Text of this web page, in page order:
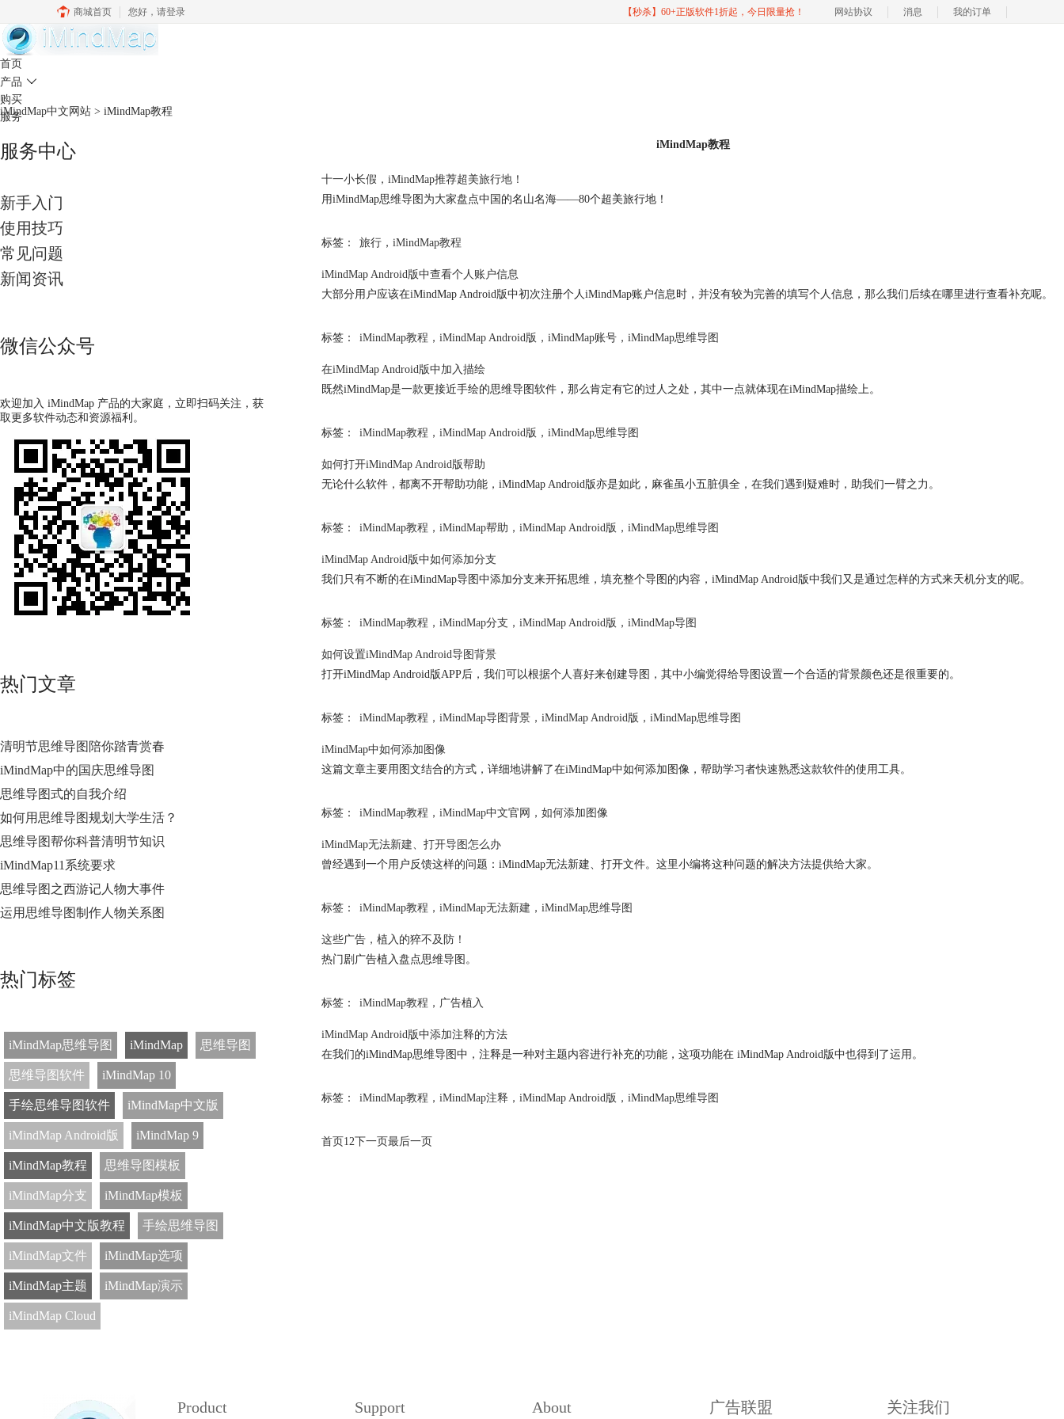
商城首页 您好， 请登录 【秒杀】60+正版软件1折起，今日限量抢！ 网站协议 消息 我的订单
首页
产品 
购买
服务
iMindMap中文网站 > iMindMap教程
服务中心
新手入门
使用技巧
常见问题
新闻资讯
微信公众号
欢迎加入 iMindMap 产品的大家庭，立即扫码关注，获
取更多软件动态和资源福利。
热门文章
清明节思维导图陪你踏青赏春
iMindMap中的国庆思维导图
思维导图式的自我介绍
如何用思维导图规划大学生活？
思维导图帮你科普清明节知识
iMindMap11系统要求
思维导图之西游记人物大事件
运用思维导图制作人物关系图
热门标签
iMindMap思维导图 iMindMap 思维导图
思维导图软件 iMindMap 10
手绘思维导图软件 iMindMap中文版
iMindMap Android版 iMindMap 9
iMindMap教程 思维导图模板
iMindMap分支 iMindMap模板
iMindMap中文版教程 手绘思维导图
iMindMap文件 iMindMap选项
iMindMap主题 iMindMap演示
iMindMap Cloud
iMindMap教程
十一小长假，iMindMap推荐超美旅行地！
用iMindMap思维导图为大家盘点中国的名山名海——80个超美旅行地！
标签： 旅行 ， iMindMap教程
iMindMap Android版中查看个人账户信息
大部分用户应该在iMindMap Android版中初次注册个人iMindMap账户信息时，并没有较为完善的填写个人信息，那么我们后续在哪里进行查看补充呢。
标签： iMindMap教程 ， iMindMap Android版 ， iMindMap账号 ， iMindMap思维导图
在iMindMap Android版中加入描绘
既然iMindMap是一款更接近手绘的思维导图软件，那么肯定有它的过人之处，其中一点就体现在iMindMap描绘上。
标签： iMindMap教程 ， iMindMap Android版 ， iMindMap思维导图
如何打开iMindMap Android版帮助
无论什么软件，都离不开帮助功能，iMindMap Android版亦是如此，麻雀虽小五脏俱全，在我们遇到疑难时，助我们一臂之力。
标签： iMindMap教程 ， iMindMap帮助 ， iMindMap Android版 ， iMindMap思维导图
iMindMap Android版中如何添加分支
我们只有不断的在iMindMap导图中添加分支来开拓思维，填充整个导图的内容，iMindMap Android版中我们又是通过怎样的方式来天机分支的呢。
标签： iMindMap教程 ， iMindMap分支 ， iMindMap Android版 ， iMindMap导图
如何设置iMindMap Android导图背景
打开iMindMap Android版APP后，我们可以根据个人喜好来创建导图，其中小编觉得给导图设置一个合适的背景颜色还是很重要的。
标签： iMindMap教程 ， iMindMap导图背景 ， iMindMap Android版 ， iMindMap思维导图
iMindMap中如何添加图像
这篇文章主要用图文结合的方式，详细地讲解了在iMindMap中如何添加图像，帮助学习者快速熟悉这款软件的使用工具。
标签： iMindMap教程 ， iMindMap中文官网 ， 如何添加图像
iMindMap无法新建、打开导图怎么办
曾经遇到一个用户反馈这样的问题：iMindMap无法新建、打开文件。这里小编将这种问题的解决方法提供给大家。
标签： iMindMap教程 ， iMindMap无法新建 ， iMindMap思维导图
这些广告，植入的猝不及防！
热门剧广告植入盘点思维导图。
标签： iMindMap教程 ， 广告植入
iMindMap Android版中添加注释的方法
在我们的iMindMap思维导图中，注释是一种对主题内容进行补充的功能，这项功能在 iMindMap Android版中也得到了运用。
标签： iMindMap教程 ， iMindMap注释 ， iMindMap Android版 ， iMindMap思维导图
首页12下一页最后一页
Product Support About 广告联盟 关注我们